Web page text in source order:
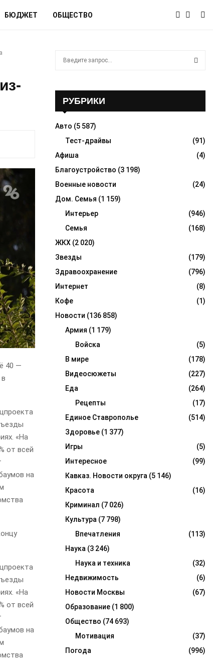
БЮДЖЕТ ОБЩЕСТВО
40 —
«На
от всей
на
«На
от всей
на
o
R
C
H
РУБРИКИ
Авто (5 587)
Тест-драйвы
(91)
Афиша
(4)
Благоустройство (3 198)
Военные новости
(24)
Дом. Семья (1 159)
Интерьер
(946)
Семья
(168)
ЖКХ (2 020)
Звезды
(179)
Здравоохранение
(796)
Интернет
(8)
Кофе
(1)
Новости (136 858)
Армия (1 179)
Войска
(5)
В мире
(178)
Видеосюжеты
(227)
Еда
(264)
Рецепты
(17)
Единое Ставрополье
(514)
Здоровье (1 377)
Игры
(5)
Интересное
(99)
Кавказ. Новости округа (5 146)
Красота
(16)
Криминал (7 026)
Культура (7 798)
Впечатления
(113)
Наука (3 246)
Наука и техника
(32)
Недвижимость
(6)
Новости Москвы
(67)
Образование (1 800)
Общество (74 693)
Мотивация
(37)
Погода
(996)